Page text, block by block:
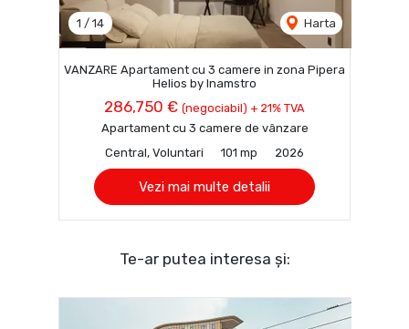
1 / 14 Harta
VANZARE Apartament cu 3 camere in zona Pipera
Helios by Inamstro
286,750 € (negociabil) + 21% TVA
Apartament cu 3 camere de vânzare
Central, Voluntari
101 mp 2026
Vezi mai multe detalii
Te-ar putea interesa și: